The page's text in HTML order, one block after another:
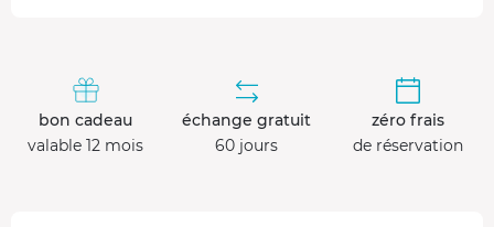
bon cadeau
valable 12 mois
échange gratuit
60 jours
zéro frais
de réservation